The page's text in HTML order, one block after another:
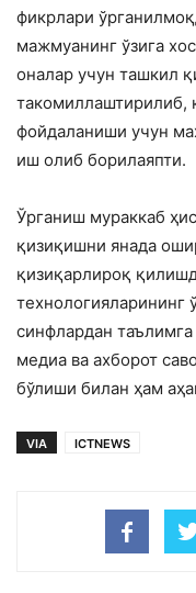
фикрлари
мажмуанинг ўзига
оналар учун ташкил
такомиллаштирилиб,
фойдаланиши учун
иш олиб борилаяпти.
Ўрганиш мураккаб
қизиқишни янада
қизиқарлироқ
технологияларининг
синфлардан
медиа ва ахборот
бўлиши билан ҳам
VIA ICTNEWS